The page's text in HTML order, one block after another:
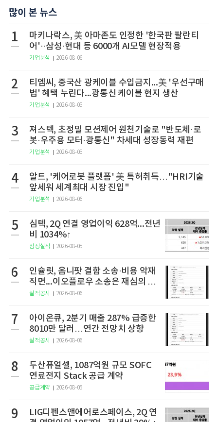
많이 본 뉴스
1
마키나락스, 美 아마존도 인정한 '한국판 팔란티
어'··삼성·현대 등 6000개 AI모델 현장적용
기업분석 2026-08-06
2
티엠씨, 중국산 광케이블 수입금지...美 '우선구매
법' 혜택 누린다...광통신 케이블 현지 생산
기업분석 2026-08-05
3
져스텍, 초정밀 모션제어 원천기술로 "반도체·로
봇·우주용 모터·광통신" 차세대 성장동력 재편
기업분석 2026-08-05
4
알트, '케어로봇 플랫폼' 美 특허취득…"HRI기술
앞세워 세계최대 시장 진입"
기업분석 2026-08-06
5
심텍, 2Q 연결 영업이익 628억...전년
비 1034%↑
잠정실적 2026-08-05
6
인슐릿, 옴니팟 결함 소송·비용 악재
직면...이오플로우 소송은 재심의 청
구
실적공시 2026-08-06
7
아이온큐, 2분기 매출 287% 급증한
8010만 달러…연간 전망치 상향
실적공시 2026-08-06
8
두산퓨얼셀, 1087억원 규모 SOFC
연료전지 Stack 공급 계약
공급계약 2026-08-05
9
LIG디펜스앤에어로스페이스, 2Q 연